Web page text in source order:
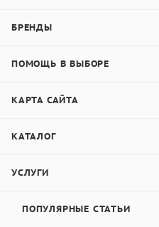
БРЕНДЫ
ПОМОЩЬ В ВЫБОРЕ
КАРТА САЙТА
КАТАЛОГ
УСЛУГИ
ПОПУЛЯРНЫЕ СТАТЬИ